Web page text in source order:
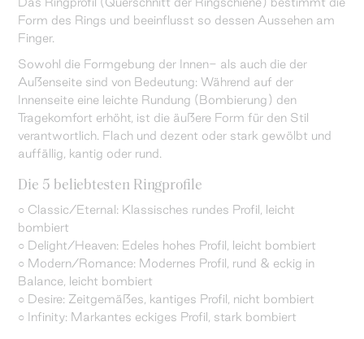
Form des Rings und beeinflusst so dessen Aussehen am
Finger.
Sowohl die Formgebung der Innen- als auch die der
Außenseite sind von Bedeutung: Während auf der
Innenseite eine leichte Rundung (Bombierung) den
Tragekomfort erhöht, ist die äußere Form für den Stil
verantwortlich. Flach und dezent oder stark gewölbt und
auffällig, kantig oder rund.
Die 5 beliebtesten Ringprofile
○ Classic/Eternal: Klassisches rundes Profil, leicht
bombiert
○ Delight/Heaven: Edeles hohes Profil, leicht bombiert
○ Modern/Romance: Modernes Profil, rund & eckig in
Balance, leicht bombiert
○ Desire: Zeitgemäßes, kantiges Profil, nicht bombiert
○ Infinity: Markantes eckiges Profil, stark bombiert